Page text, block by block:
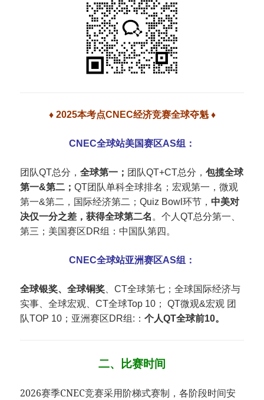
♦ 2025本考点CNEC经济竞赛全球夺魁 ♦
CNEC全球站美国赛区AS组：
团队QT总分，全球第一； 团队QT+CT总分，包揽全球
第一&第二；QT团队单科全球排名；宏观第一，微观
第一&第二，国际经济第二；Quiz Bowl环节， 中美对
决仅一分之差，获得全球第二名 。个人QT总分第一、
第三；美国赛区DR组：中国队第四。
CNEC全球站亚洲赛区AS组：
全球银奖、全球铜奖 、CT全球第七；全球国际经济与
实事、全球宏观、CT全球Top 10； QT微观&宏观 团
队TOP 10；亚洲赛区DR组:：个人QT全球前10。
二、比赛时间
2026赛季CNEC竞赛采用阶梯式赛制，各阶段时间安